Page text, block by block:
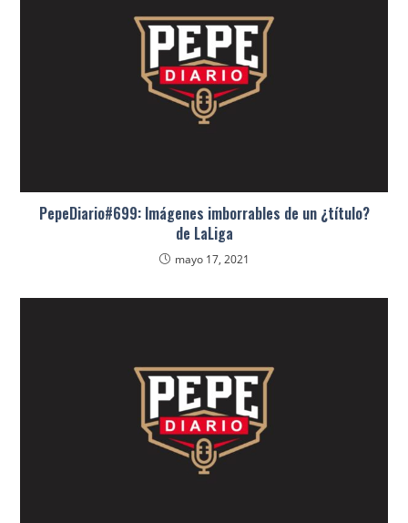
PepeDiario#699: Imágenes imborrables de un ¿título?
de LaLiga
mayo 17, 2021